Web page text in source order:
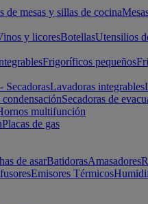
de mesas y sillas de cocina
y licoresBotellasUtensilios
Frigoríficos pequeños
SecadorasLavadoras integrables
condensaciónSecadoras de
multifunción
Placas de gas
de asarBatidorasAmasadores
Emisores Térmicos